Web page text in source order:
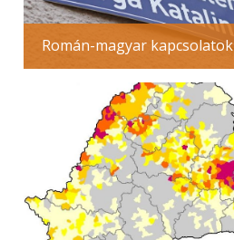
Román-magyar kapcsolatok